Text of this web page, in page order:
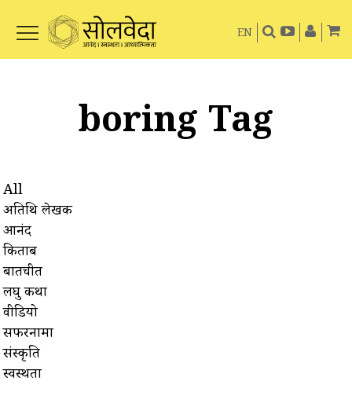
EN
boring Tag
All
अतिथि लेखक
आनंद
किताबें
बातचीत
लघु कथा
वीडियो
सफरनामा
संस्कृति
स्वस्थता